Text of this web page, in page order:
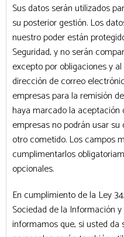
Sus datos serán utilizados
su posterior gestión. Los
nuestro poder están
Seguridad, y no serán
excepto por obligaciones y
dirección de correo
empresas para la remisión
haya marcado la
empresas no podrán usar
otro cometido. Los campos
cumplimentarlos
opcionales.
En cumplimiento de la Ley
Sociedad de la Información
informamos que, si usted